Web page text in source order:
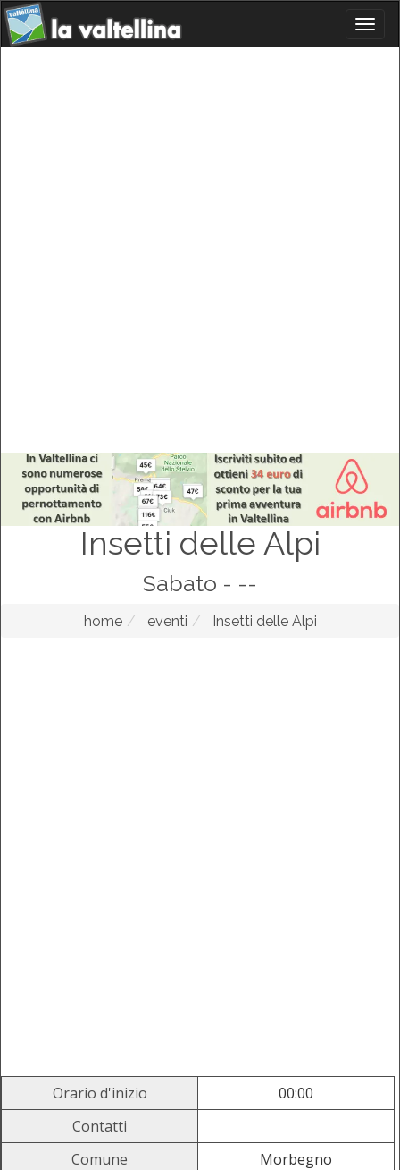
Insetti delle Alpi
Sabato - --
home eventi Insetti delle Alpi
Orario d'inizio
00:00
Contatti
Comune
Morbegno